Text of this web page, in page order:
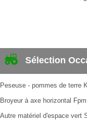
Sélection
Peseuse - pommes de terre
Broyeur à axe horizontal Fpm
Autre matériel d'espace vert